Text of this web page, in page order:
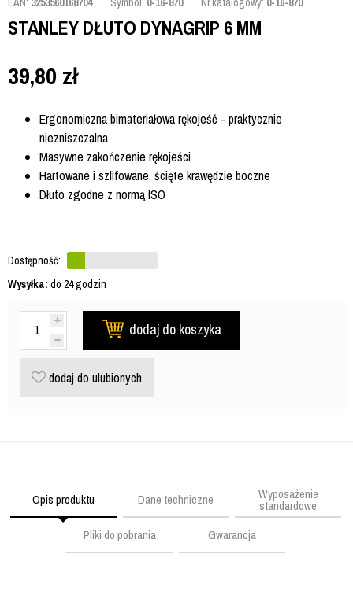
STANLEY DŁUTO DYNAGRIP 6 MM
39,80 zł
Ergonomiczna bimateriałowa rękojeść - praktycznie
niezniszczalna
Masywne zakończenie rękojeści
Hartowane i szlifowane, ścięte krawędzie boczne
Dłuto zgodne z normą ISO
Dostępność:
Wysyłka: do 24 godzin
dodaj do koszyka
dodaj do ulubionych
Opis produktu Dane techniczne Wyposażenie
standardowe
Pliki do pobrania
Gwarancja